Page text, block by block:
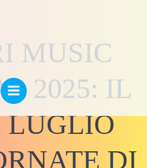
MUSIC
2025: IL
LUGLIO
DI